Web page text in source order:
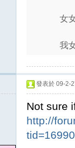
女
我
發表於 09-2-
Not sure
http://